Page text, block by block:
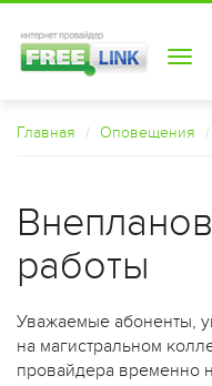
Главная Оповещения
работы
Уважаемые абоненты,
на магистральном
провайдера временно